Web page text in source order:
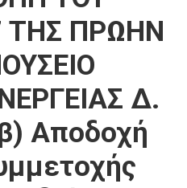
ΤΗΣ ΠΡΩΗΝ
Δ.
Αποδοχή